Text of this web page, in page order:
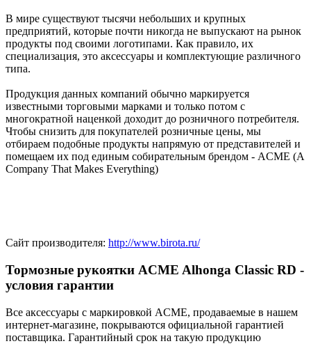
В мире существуют тысячи небольших и крупных
предприятий, которые почти никогда не выпускают на рынок
продукты под своими логотипами. Как правило, их
специализация, это аксессуары и комплектующие различного
типа.
Продукция данных компаний обычно маркируется
известными торговыми марками и только потом с
многократной наценкой доходит до розничного потребителя.
Чтобы снизить для покупателей розничные цены, мы
отбираем подобные продукты напрямую от представителей и
помещаем их под единым собирательным брендом - ACME (A
Company That Makes Everything)
Сайт производителя: http://www.birota.ru/
Тормозные рукоятки ACME Alhonga Classic RD -
условия гарантии
Все аксессуары с маркировкой ACME, продаваемые в нашем
интернет-магазине, покрываются официальной гарантией
поставщика. Гарантийный срок на такую продукцию